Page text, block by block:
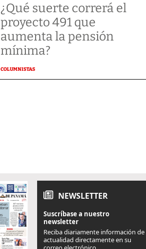
¿Qué suerte correrá el
proyecto 491 que
aumenta la pensión
mínima?
COLUMNISTAS
NEWSLETTER
Suscríbase a nuestro
newsletter
Reciba diariamente información de
actualidad directamente en su